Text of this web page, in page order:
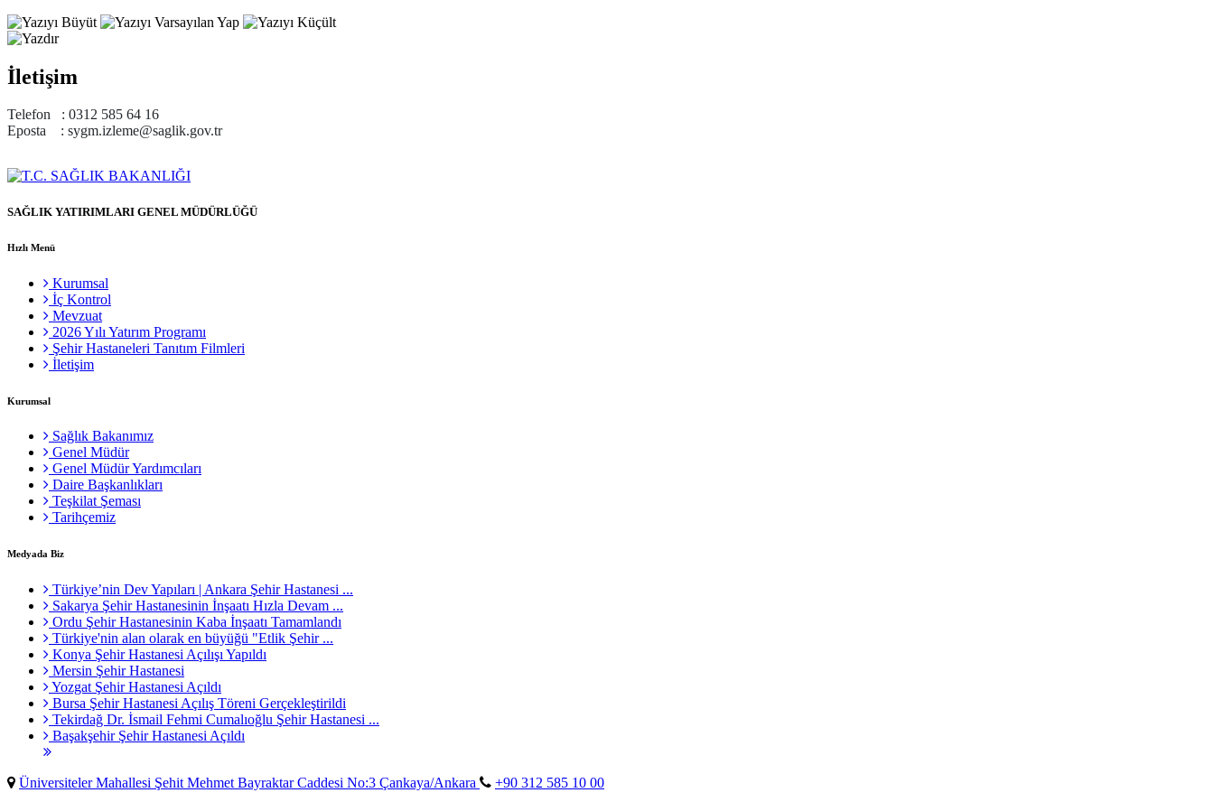
İletişim
Telefon : 0312 585 64 16
Eposta : sygm.izleme@saglik.gov.tr
SAĞLIK YATIRIMLARI GENEL MÜDÜRLÜĞÜ
Hızlı Menü
Kurumsal
İç Kontrol
Mevzuat
2026 Yılı Yatırım Programı
Şehir Hastaneleri Tanıtım Filmleri
İletişim
Kurumsal
Sağlık Bakanımız
Genel Müdür
Genel Müdür Yardımcıları
Daire Başkanlıkları
Teşkilat Şeması
Tarihçemiz
Medyada Biz
Türkiye’nin Dev Yapıları | Ankara Şehir Hastanesi ...
Sakarya Şehir Hastanesinin İnşaatı Hızla Devam ...
Ordu Şehir Hastanesinin Kaba İnşaatı Tamamlandı
Türkiye'nin alan olarak en büyüğü "Etlik Şehir ...
Konya Şehir Hastanesi Açılışı Yapıldı
Mersin Şehir Hastanesi
Yozgat Şehir Hastanesi Açıldı
Bursa Şehir Hastanesi Açılış Töreni Gerçekleştirildi
Tekirdağ Dr. İsmail Fehmi Cumalıoğlu Şehir Hastanesi ...
Başakşehir Şehir Hastanesi Açıldı
Üniversiteler Mahallesi Şehit Mehmet Bayraktar Caddesi No:3 Çankaya/Ankara +90 312 585 10 00